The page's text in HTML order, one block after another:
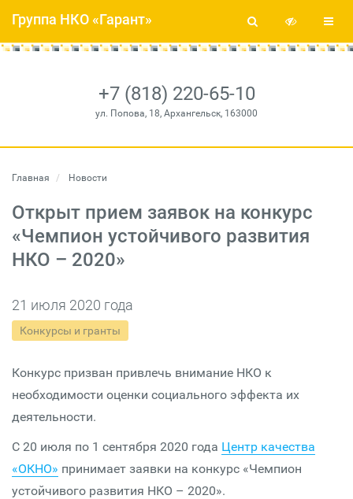
+7 (818) 220-65-10
ул. Попова, 18, Архангельск, 163000
Группа НКО «Гарант»
Главная Новости
Открыт прием заявок на конкурс
«Чемпион устойчивого развития
НКО – 2020»
21 июля 2020 года
Конкурсы и гранты
Конкурс призван привлечь внимание НКО к
необходимости оценки социального эффекта их
деятельности.
С 20 июля по 1 сентября 2020 года Центр качества
«ОКНО» принимает заявки на конкурс «Чемпион
устойчивого развития НКО – 2020».